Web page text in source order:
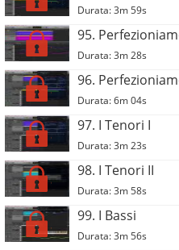
Durata: 3m 59s
95.
Durata: 3m 28s
96.
Durata: 6m 04s
97. I Tenori I
Durata: 3m 23s
98. I Tenori II
Durata: 3m 58s
99. I Bassi
Durata: 3m 56s